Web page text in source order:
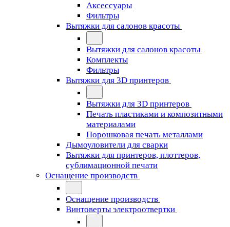
Аксессуары
Фильтры
Вытяжки для салонов красоты
Вытяжки для салонов красоты
Комплекты
Фильтры
Вытяжки для 3D принтеров
Вытяжки для 3D принтеров
Печать пластиками и композитными
материалами
Порошковая печать металлами
Дымоуловители для сварки
Вытяжки для принтеров, плоттеров,
сублимационной печати
Оснащение производств
Оснащение производств
Винтоверты электроотвертки